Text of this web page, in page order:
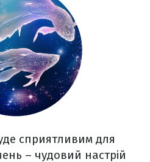
сприятливим для
– чудовий настрій